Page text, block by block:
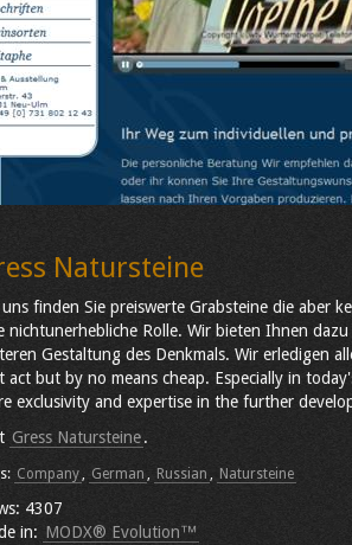
Natursteine
uns finden Sie preiswerte Grabsteine die aber
nichtunerhebliche Rolle. Wir bieten Ihnen
Gestaltung des Denkmals. Wir erledigen
act but by no means cheap. Especially in
exclusivity and expertise in the further
Gress Natursteine.
Company, German , Russian , Natursteine
4307
in: MODX® Evolution™